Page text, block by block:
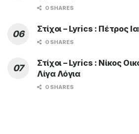
0 SHARES
Στίχοι – Lyrics : Πέτρος
0 SHARES
Στίχοι – Lyrics : Νίκος
Λίγα Λόγια
0 SHARES